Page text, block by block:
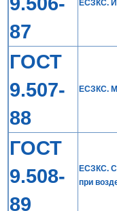
87
ЕСЗКС.
ГОСТ
9.507-
88
ЕСЗКС.
ГОСТ
9.508-
89
ЕСЗКС.
при